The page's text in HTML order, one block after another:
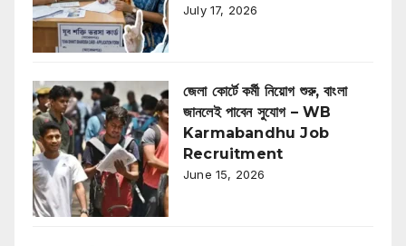
July 17, 2026
জেলা কোর্টে কর্মী নিয়োগ শুরু, বাংলা
জানলেই পাবেন সুযোগ – WB
Karmabandhu Job
Recruitment
June 15, 2026